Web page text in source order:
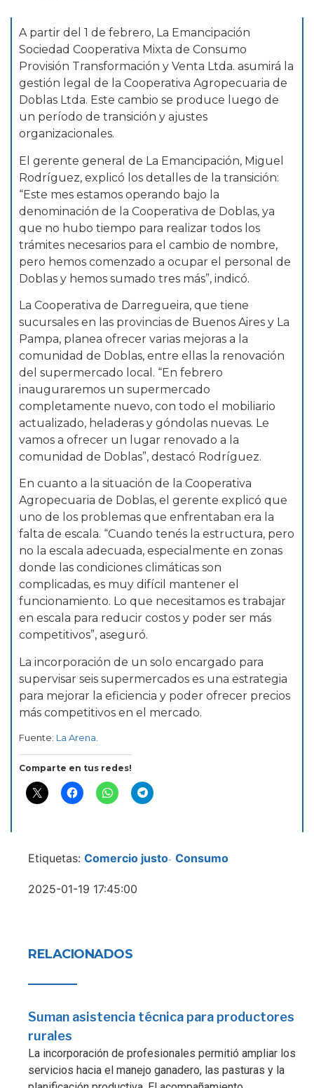
A partir del 1 de febrero, La Emancipación
Sociedad Cooperativa Mixta de Consumo
Provisión Transformación y Venta Ltda. asumirá la
gestión legal de la Cooperativa Agropecuaria de
Doblas Ltda. Este cambio se produce luego de
un período de transición y ajustes
organizacionales.
El gerente general de La Emancipación, Miguel
Rodríguez, explicó los detalles de la transición:
“Este mes estamos operando bajo la
denominación de la Cooperativa de Doblas, ya
que no hubo tiempo para realizar todos los
trámites necesarios para el cambio de nombre,
pero hemos comenzado a ocupar el personal de
Doblas y hemos sumado tres más”, indicó.
La Cooperativa de Darregueira, que tiene
sucursales en las provincias de Buenos Aires y La
Pampa, planea ofrecer varias mejoras a la
comunidad de Doblas, entre ellas la renovación
del supermercado local. “En febrero
inauguraremos un supermercado
completamente nuevo, con todo el mobiliario
actualizado, heladeras y góndolas nuevas. Le
vamos a ofrecer un lugar renovado a la
comunidad de Doblas”, destacó Rodríguez.
En cuanto a la situación de la Cooperativa
Agropecuaria de Doblas, el gerente explicó que
uno de los problemas que enfrentaban era la
falta de escala. “Cuando tenés la estructura, pero
no la escala adecuada, especialmente en zonas
donde las condiciones climáticas son
complicadas, es muy difícil mantener el
funcionamiento. Lo que necesitamos es trabajar
en escala para reducir costos y poder ser más
competitivos”, aseguró.
La incorporación de un solo encargado para
supervisar seis supermercados es una estrategia
para mejorar la eficiencia y poder ofrecer precios
más competitivos en el mercado.
Fuente: La Arena
Comparte en tus redes!
Etiquetas: Comercio justo- Consumo
2025-01-19 17:45:00
RELACIONADOS
Suman asistencia técnica para productores
rurales
La incorporación de profesionales permitió ampliar los
servicios hacia el manejo ganadero, las pasturas y la